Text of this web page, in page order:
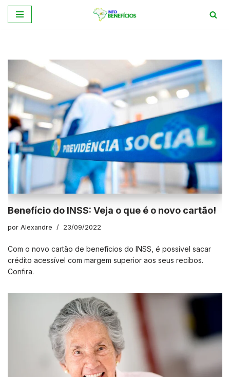
conteúdo
Benefício do INSS: Veja o que é o novo cartão!
por Alexandre 23/09/2022
Com o novo cartão de benefícios do INSS, é possível sacar
crédito acessível com margem superior aos seus recibos.
Confira.